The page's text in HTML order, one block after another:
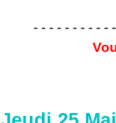
- - - - - - - - - -